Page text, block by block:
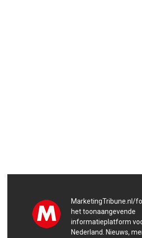
MarketingTribune.nl/
het toonaangevende
informatieplatform
Nederland. Nieuws,